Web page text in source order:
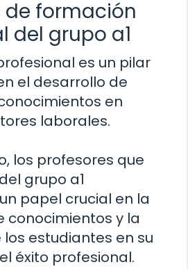
de formación
del grupo a1
es un pilar
el desarrollo de
en
laborales.
los profesores que
grupo a1
papel crucial en la
conocimientos y la
estudiantes en su
éxito profesional.